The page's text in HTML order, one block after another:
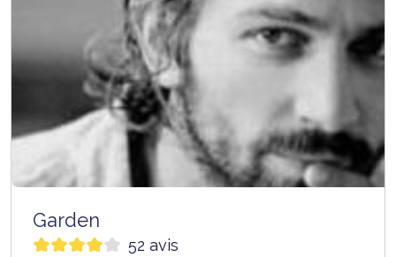
Garden
52 avis